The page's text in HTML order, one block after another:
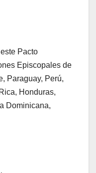
Pacto
Episcopales de
Paraguay, Perú,
Honduras,
Dominicana,